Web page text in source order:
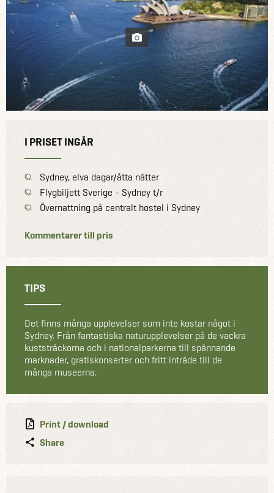
I PRISET INGÅR
Sydney, elva dagar/åtta nätter
Flygbiljett Sverige - Sydney t/r
Övernattning på centralt hostel i Sydney
Kommentarer till pris
TIPS
Det finns många upplevelser som inte kostar något i
Sydney. Från fantastiska naturupplevelser på de vackra
kuststräckorna och i nationalparkerna till spännande
marknader, gratiskonserter och fritt inträde till de
många museerna.
Print / download
Share